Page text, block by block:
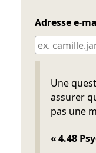
Adresse e-
Une
assurer
pas une
« 4.48
Ne pas